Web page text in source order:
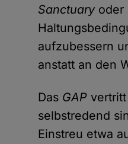
Sanctuaryoder
aufzubessern
anstatt an den
Das GAP
selbstredend
Einstreu etwa